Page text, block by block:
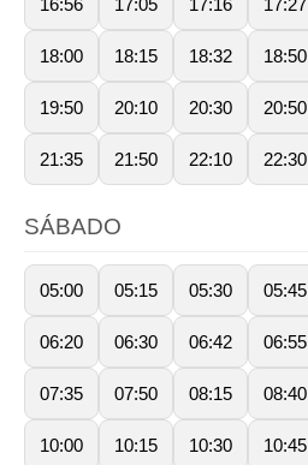
16:56 17:05 17:16 17:27
18:00 18:15 18:32 18:50
19:50 20:10 20:30 20:50
21:35 21:50 22:10 22:30
SÁBADO
05:00 05:15 05:30 05:45
06:20 06:30 06:42 06:55
07:35 07:50 08:15 08:40
10:00 10:15 10:30 10:45